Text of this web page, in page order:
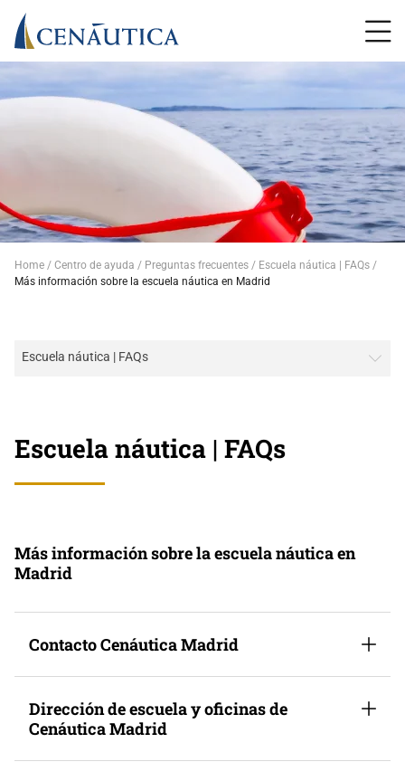
Home Centro de ayuda Preguntas frecuentes
Escuela náutica | FAQs
Más información sobre la escuela náutica en Madrid
Escuela náutica | FAQs
Escuela náutica | FAQs
Más información sobre la escuela náutica en
Madrid
Contacto Cenáutica Madrid
Dirección de escuela y oficinas de
Cenáutica Madrid